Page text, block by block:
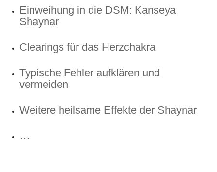
Einweihung in die DSM: Kanseya
Shaynar
Clearings für das Herzchakra
Typische Fehler aufklären und
vermeiden
Weitere heilsame Effekte der Shaynar
…